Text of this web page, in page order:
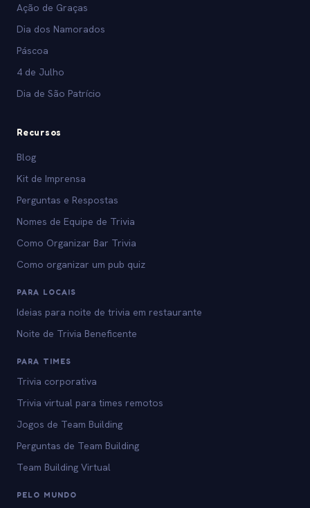
Ação de Graças
Dia dos Namorados
Páscoa
4 de Julho
Dia de São Patrício
Recursos
Blog
Kit de Imprensa
Perguntas e Respostas
Nomes de Equipe de Trivia
Como Organizar Bar Trivia
Como organizar um pub quiz
PARA LOCAIS
Ideias para noite de trivia em restaurante
Noite de Trivia Beneficente
PARA TIMES
Trivia corporativa
Trivia virtual para times remotos
Jogos de Team Building
Perguntas de Team Building
Team Building Virtual
PELO MUNDO